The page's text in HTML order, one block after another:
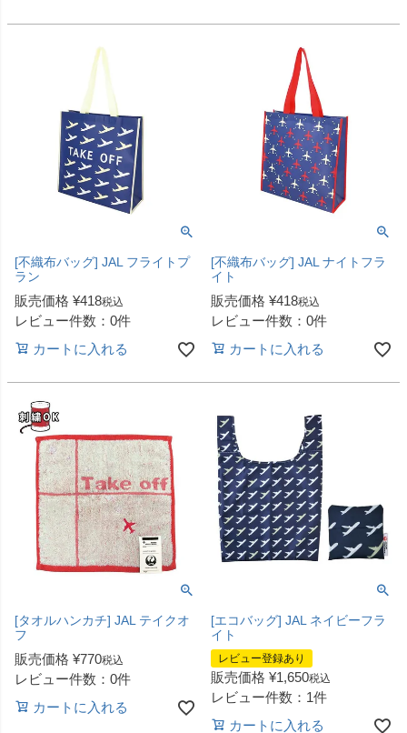
[不織布バッグ] JAL フライトプ
ラン
販売価格 ¥418税込
レビュー件数：0件
カートに入れる
[不織布バッグ] JAL ナイトフラ
イト
販売価格 ¥418税込
レビュー件数：0件
カートに入れる
[タオルハンカチ] JAL テイクオ
フ
販売価格 ¥770税込
レビュー件数：0件
カートに入れる
[エコバッグ] JAL ネイビーフラ
イト
レビュー登録あり
販売価格 ¥1,650税込
レビュー件数：1件
カートに入れる